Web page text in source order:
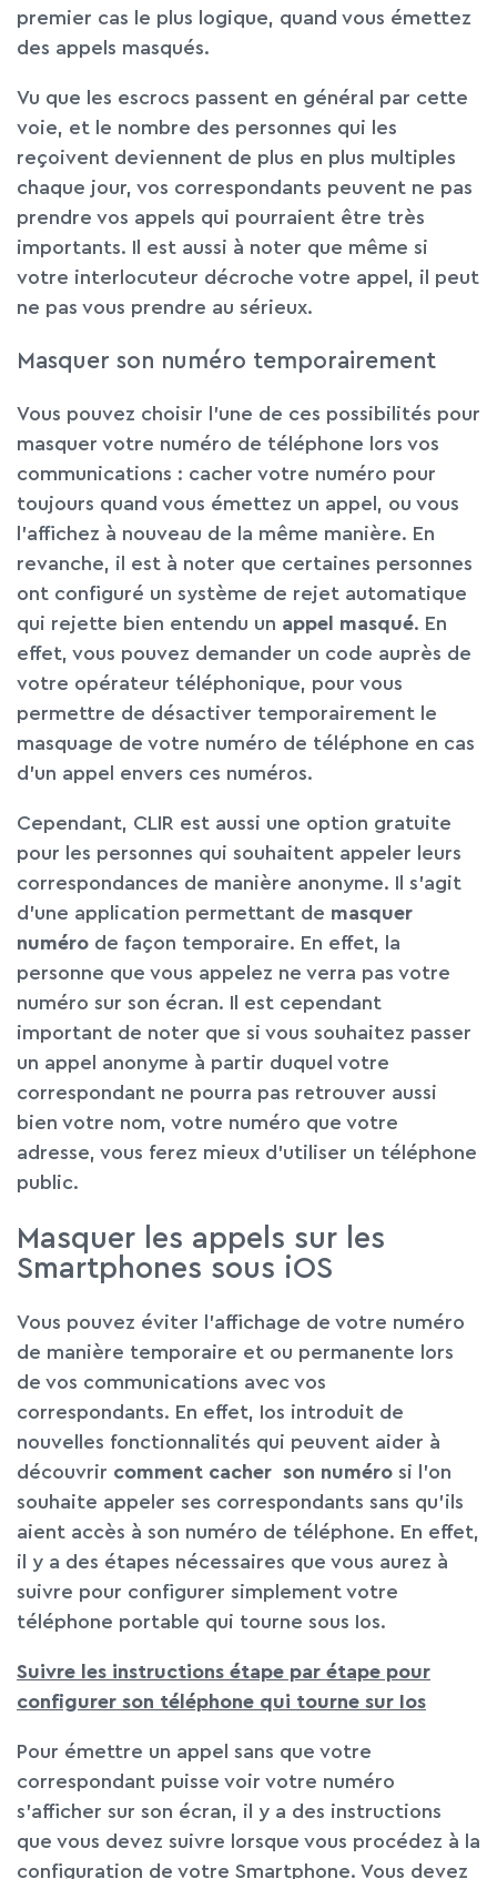
premier cas le plus logique, quand vous émettez
des appels masqués.
Vu que les escrocs passent en général par cette
voie, et le nombre des personnes qui les
reçoivent deviennent de plus en plus multiples
chaque jour, vos correspondants peuvent ne pas
prendre vos appels qui pourraient être très
importants. Il est aussi à noter que même si
votre interlocuteur décroche votre appel, il peut
ne pas vous prendre au sérieux.
Masquer son numéro temporairement
Vous pouvez choisir l’une de ces possibilités pour
masquer votre numéro de téléphone lors vos
communications : cacher votre numéro pour
toujours quand vous émettez un appel, ou vous
l’affichez à nouveau de la même manière. En
revanche, il est à noter que certaines personnes
ont configuré un système de rejet automatique
qui rejette bien entendu un appel masqué. En
effet, vous pouvez demander un code auprès de
votre opérateur téléphonique, pour vous
permettre de désactiver temporairement le
masquage de votre numéro de téléphone en cas
d’un appel envers ces numéros.
Cependant, CLIR est aussi une option gratuite
pour les personnes qui souhaitent appeler leurs
correspondances de manière anonyme. Il s’agit
d’une application permettant de masquer
numéro de façon temporaire. En effet, la
personne que vous appelez ne verra pas votre
numéro sur son écran. Il est cependant
important de noter que si vous souhaitez passer
un appel anonyme à partir duquel votre
correspondant ne pourra pas retrouver aussi
bien votre nom, votre numéro que votre
adresse, vous ferez mieux d’utiliser un téléphone
public.
Masquer les appels sur les
Smartphones sous iOS
Vous pouvez éviter l’affichage de votre numéro
de manière temporaire et ou permanente lors
de vos communications avec vos
correspondants. En effet, Ios introduit de
nouvelles fonctionnalités qui peuvent aider à
découvrir comment cacher son numéro si l’on
souhaite appeler ses correspondants sans qu’ils
aient accès à son numéro de téléphone. En effet,
il y a des étapes nécessaires que vous aurez à
suivre pour configurer simplement votre
téléphone portable qui tourne sous Ios.
Suivre les instructions étape par étape pour
configurer son téléphone qui tourne sur Ios
Pour émettre un appel sans que votre
correspondant puisse voir votre numéro
s’afficher sur son écran, il y a des instructions
que vous devez suivre lorsque vous procédez à la
configuration de votre Smartphone. Vous devez